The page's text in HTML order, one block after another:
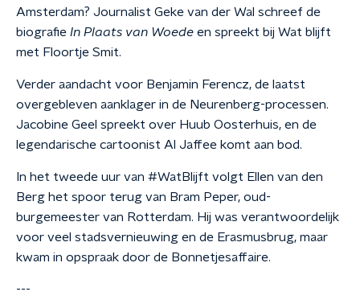
Amsterdam? Journalist Geke van der Wal schreef de
biografie In Plaats van Woede en spreekt bij Wat blijft
met Floortje Smit.
Verder aandacht voor Benjamin Ferencz, de laatst
overgebleven aanklager in de Neurenberg-processen.
Jacobine Geel spreekt over Huub Oosterhuis, en de
legendarische cartoonist Al Jaffee komt aan bod.
In het tweede uur van #WatBlijft volgt Ellen van den
Berg het spoor terug van Bram Peper, oud-
burgemeester van Rotterdam. Hij was verantwoordelijk
voor veel stadsvernieuwing en de Erasmusbrug, maar
kwam in opspraak door de Bonnetjesaffaire.
---